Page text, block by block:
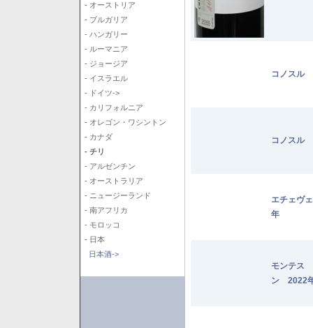
- オーストリア
- ブルガリア
- ハンガリー
- ルーマニア
- ジョージア
- イスラエル
- ドイツ->
- カリフォルニア
- オレゴン・ワシントン
- カナダ
- チリ
- アルゼンチン
- オーストラリア
- ニュージーランド
- 南アフリカ
- モロッコ
- 日本
日本酒->
コノスル
コノスル
エチェヴ
年
モンテス
ン 2022